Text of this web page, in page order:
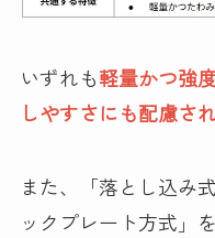
いずれも軽量かつ強
しやすさにも配慮さ
また、「落とし込み
ックプレート方式」